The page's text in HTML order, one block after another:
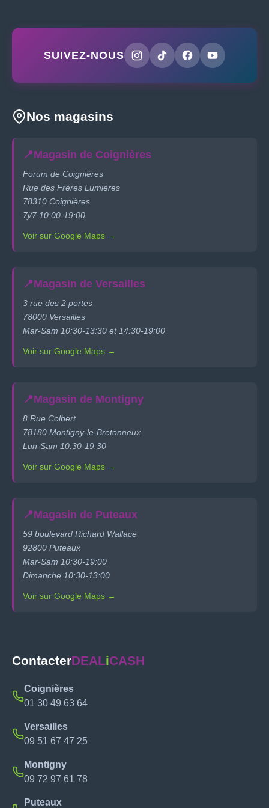
SUIVEZ-NOUS
Nos magasins
📍Magasin de Coignières
Forum de Coignières
Rue des Frères Lumières
78310 Coignières
7j/7 10:00-19:00
Voir sur Google Maps →
📍Magasin de Versailles
3 rue des 2 portes
78000 Versailles
Mar-Sam 10:30-13:30 et 14:30-19:00
Voir sur Google Maps →
📍Magasin de Montigny
8 Rue Colbert
78180 Montigny-le-Bretonneux
Lun-Sam 10:30-19:30
Voir sur Google Maps →
📍Magasin de Puteaux
59 boulevard Richard Wallace
92800 Puteaux
Mar-Sam 10:30-19:00
Dimanche 10:30-13:00
Voir sur Google Maps →
ContacterDEALiCASH
Coignières
01 30 49 63 64
Versailles
09 51 67 47 25
Montigny
09 72 97 61 78
Puteaux